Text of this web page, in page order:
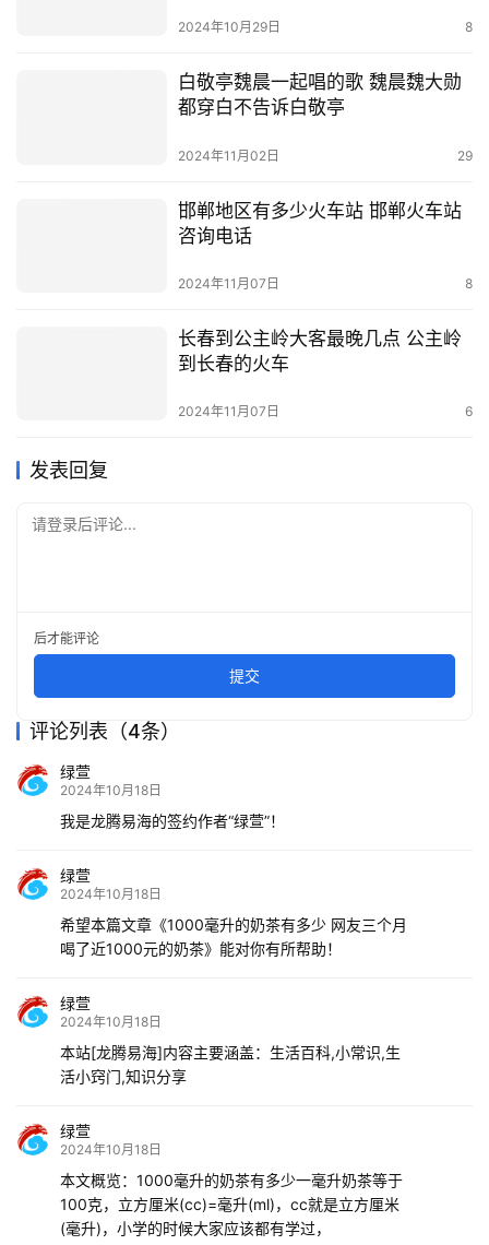
2024年10月29日 8
白敬亭魏晨一起唱的歌 魏晨魏大勋
都穿白不告诉白敬亭
2024年11月02日 29
邯郸地区有多少火车站 邯郸火车站
咨询电话
2024年11月07日 8
长春到公主岭大客最晚几点 公主岭
到长春的火车
2024年11月07日 6
发表回复
请登录后评论...
后才能评论
提交
评论列表（4条）
绿萱
2024年10月18日
我是龙腾易海的签约作者“绿萱”！
绿萱
2024年10月18日
希望本篇文章《1000毫升的奶茶有多少 网友三个月
喝了近1000元的奶茶》能对你有所帮助！
绿萱
2024年10月18日
本站[龙腾易海]内容主要涵盖：生活百科,小常识,生
活小窍门,知识分享
绿萱
2024年10月18日
本文概览：1000毫升的奶茶有多少一毫升奶茶等于
100克，立方厘米(cc)=毫升(ml)，cc就是立方厘米
(毫升)，小学的时候大家应该都有学过，